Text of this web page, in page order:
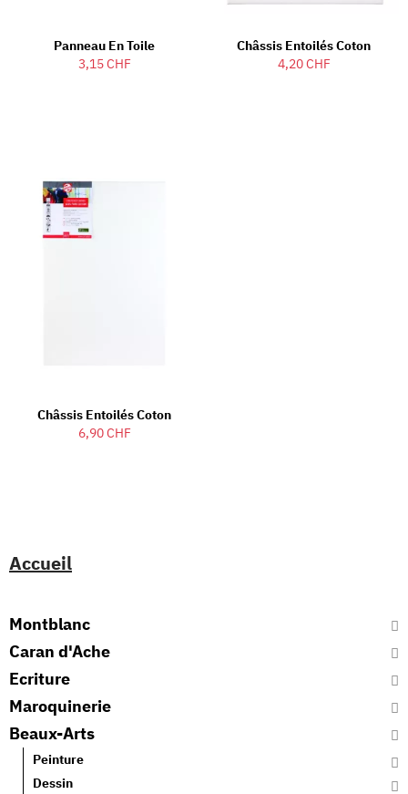
Panneau En Toile
3,15 CHF
Châssis Entoilés Coton
4,20 CHF
Châssis Entoilés Coton
6,90 CHF
Accueil
Montblanc
Caran d'Ache
Ecriture
Maroquinerie
Beaux-Arts
Peinture
Dessin